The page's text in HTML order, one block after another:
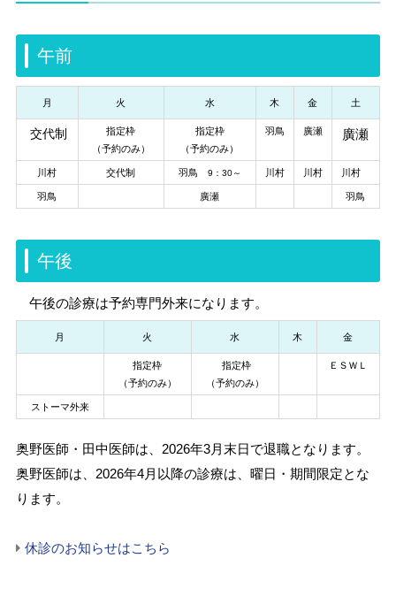
午前
月 火 水 木 金 土
交代制
指定枠
（予約のみ）
指定枠
（予約のみ）
羽鳥 廣瀬 廣瀬
川村 交代制 羽鳥 9：30～ 川村 川村 川村
羽鳥 廣瀬 羽鳥
午後
午後の診療は予約専門外来になります。
月 火 水 木 金
指定枠
（予約のみ）
指定枠
（予約のみ）
ＥＳＷＬ
ストーマ外来
奥野医師・田中医師は、2026年3月末日で退職となります。
奥野医師は、2026年4月以降の診療は、曜日・期間限定とな
ります。
休診のお知らせはこちら